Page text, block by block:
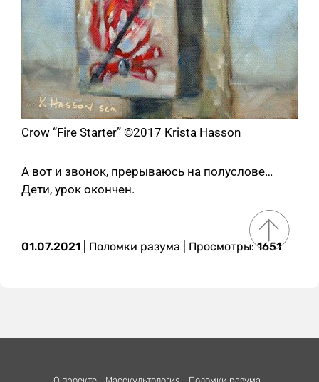
Crow “Fire Starter” ©2017 Krista Hasson
А вот и звонок, прерываюсь на полуслове…
Дети, урок окончен.
01.07.2021 Поломки разума | Просмотры:1651